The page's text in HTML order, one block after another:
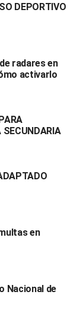
DEPORTIVO
radares en
activarlo
SECUNDARIA
en
Nacional de